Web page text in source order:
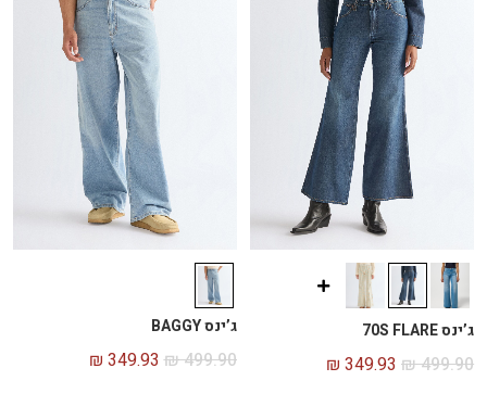
ג’ינס 70S FLARE
₪499.90
₪ 349.93
ג’ינס BAGGY
₪499.90
₪ 349.93